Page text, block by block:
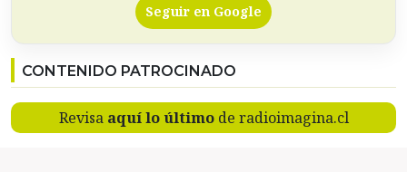
Seguir en Google
CONTENIDO PATROCINADO
Revisa aquí lo últimode radioimagina.cl